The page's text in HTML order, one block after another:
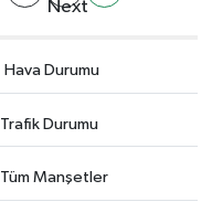
Hava Durumu
Trafik Durumu
Tüm Manşetler